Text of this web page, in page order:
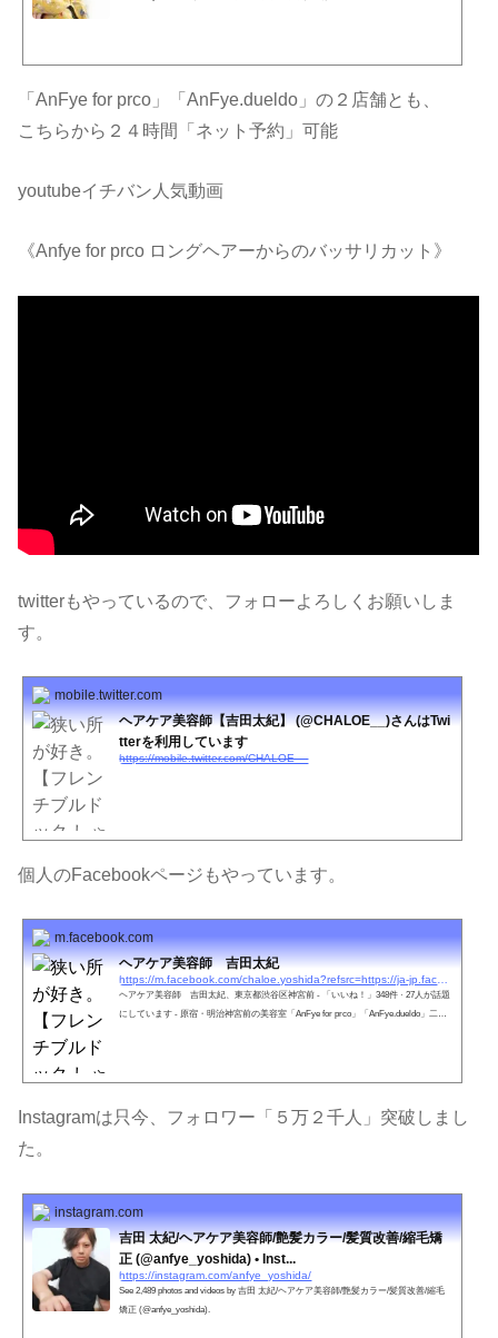
「AnFye for prco」「AnFye.dueldo」の２店舗とも、
こちらから２４時間「ネット予約」可能
youtubeイチバン人気動画
《Anfye for prco ロングヘアーからのバッサリカット》
twitterもやっているので、フォローよろしくお願いしま
す。
mobile.twitter.com
ヘアケア美容師【吉田太紀】 (@CHALOE__)さんはTwi
tterを利用しています
https://mobile.twitter.com/CHALOE__
個人のFacebookページもやっています。
m.facebook.com
ヘアケア美容師 吉田太紀
https://m.facebook.com/chaloe.yoshida?refsrc=https://ja-jp.facebook.com/chaloe.yoshida
ヘアケア美容師 吉田太紀、東京都渋谷区神宮前 - 「いいね！」348件 · 27人が話題
にしています - 原宿・明治神宮前の美容室「AnFye for prco」「AnFye.dueldo」二&#
Instagramは只今、フォロワー「５万２千人」突破しまし
た。
instagram.com
吉田 太紀/ヘアケア美容師/艶髪カラー/髪質改善/縮毛矯
正 (@anfye_yoshida) • Inst...
https://instagram.com/anfye_yoshida/
See 2,489 photos and videos by 吉田 太紀/ヘアケア美容師/艶髪カラー/髪質改善/縮毛
矯正 (@anfye_yoshida).